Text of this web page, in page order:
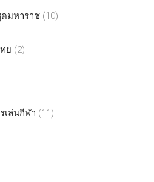
มหาราช (10)
ย (2)
เล่นกีฬา (11)